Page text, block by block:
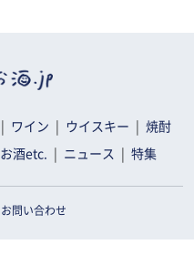
ワイン ウイスキー 焼酎
お酒etc. ニュース 特集
お問い合わせ